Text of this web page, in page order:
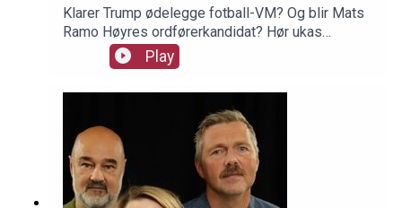
Klarer Trump ødelegge fotball-VM? Og blir Mats
Ramo Høyres ordførerkandidat? Hør ukas
omadressert med Jonas Skybakmoen, Terje
Eidsvåg og Siv Sandvik.
Play